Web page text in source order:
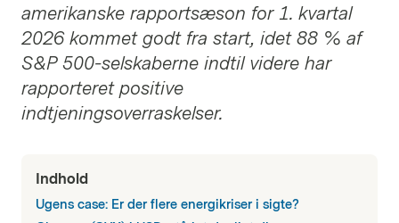
amerikanske rapportsæson for 1. kvartal
2026 kommet godt fra start, idet 88 % af
S&P 500-selskaberne indtil videre har
rapporteret positive
indtjeningsoverraskelser.
Indhold
Ugens case: Er der flere energikriser i sigte?